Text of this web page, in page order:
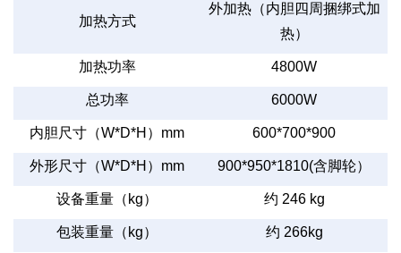
加热方式
外加热（内胆四周捆绑式加
热）
加热功率 4800W
总功率 6000W
内胆尺寸（W*D*H ） mm 600*700*900
外形尺寸（W*D*H ） mm 900*950*1810(含脚轮）
设备重量（ kg） 约 246 kg
包装重量（ kg） 约 266kg